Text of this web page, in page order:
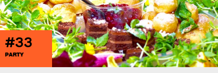
#33
PARTY